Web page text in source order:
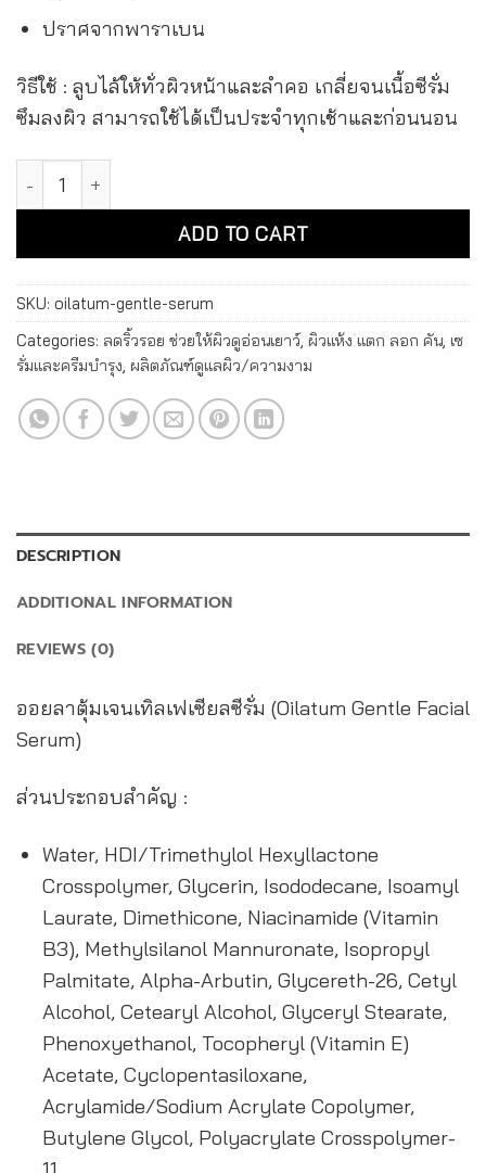
ปราศจากพาราเบน
วิธีใช้ : ลูบไล้ให้ทั่วผิวหน้าและลำคอ เกลี่ยจนเนื้อซีรั่ม
ซึมลงผิว สามารถใช้ได้เป็นประจำทุกเช้าและก่อนนอน
ออยลาตุ้ม เจนเทิล เฟเซียล ซีรั่ม ผลิตภัณฑ์บำรุงผิวหน้า สูตรอ่อน
ADD TO CART
Alternative:
SKU: oilatum-gentle-serum
Categories: ลดริ้วรอย ช่วยให้ผิวดูอ่อนเยาว์, ผิวแห้ง แตก ลอก คัน เซ
รั่มและครีมบำรุง ผลิตภัณฑ์ดูแลผิว/ความงาม
DESCRIPTION
ADDITIONAL INFORMATION
REVIEWS (0)
ออยลาตุ้มเจนเทิลเฟเซียลซีรั่ม (Oilatum Gentle Facial
Serum)
ส่วนประกอบสำคัญ :
Water, HDI/Trimethylol Hexyllactone
Crosspolymer, Glycerin, Isododecane, Isoamyl
Laurate, Dimethicone, Niacinamide (Vitamin
B3), Methylsilanol Mannuronate, Isopropyl
Palmitate, Alpha-Arbutin, Glycereth-26, Cetyl
Alcohol, Cetearyl Alcohol, Glyceryl Stearate,
Phenoxyethanol, Tocopheryl (Vitamin E)
Acetate, Cyclopentasiloxane,
Acrylamide/Sodium Acrylate Copolymer,
Butylene Glycol, Polyacrylate Crosspolymer-